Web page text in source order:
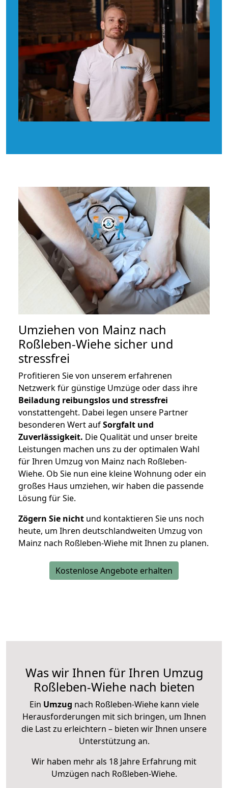
Umziehen von Mainz nach
Roßleben-Wiehe sicher und
stressfrei
Profitieren Sie von unserem erfahrenen
Netzwerk für günstige Umzüge oder dass ihre
Beiladung reibungslos und stressfrei
vonstattengeht. Dabei legen unsere Partner
besonderen Wert aufSorgfalt und
Zuverlässigkeit. Die Qualität und unser breite
Leistungen machen uns zu der optimalen Wahl
für Ihren Umzug von Mainz nach Roßleben-
Wiehe. Ob Sie nun eine kleine Wohnung oder ein
großes Haus umziehen, wir haben die passende
Lösung für Sie.
Zögern Sie nicht und kontaktieren Sie uns noch
heute, um Ihren deutschlandweiten Umzug von
Mainz nach Roßleben-Wiehe mit Ihnen zu planen.
Kostenlose Angebote erhalten
Was wir Ihnen für Ihren Umzug
Roßleben-Wiehe nach bieten
Ein Umzug nach Roßleben-Wiehe kann viele
Herausforderungen mit sich bringen, um Ihnen
die Last zu erleichtern – bieten wir Ihnen unsere
Unterstützung an.
Wir haben mehr als 18 Jahre Erfahrung mit
Umzügen nach Roßleben-Wiehe.